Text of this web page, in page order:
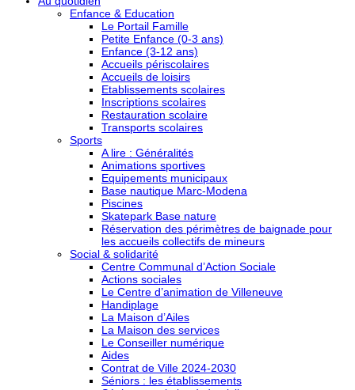
Enfance & Education
Le Portail Famille
Petite Enfance (0-3 ans)
Enfance (3-12 ans)
Accueils périscolaires
Accueils de loisirs
Etablissements scolaires
Inscriptions scolaires
Restauration scolaire
Transports scolaires
Sports
A lire : Généralités
Animations sportives
Equipements municipaux
Base nautique Marc-Modena
Piscines
Skatepark Base nature
Réservation des périmètres de baignade pour
les accueils collectifs de mineurs
Social & solidarité
Centre Communal d’Action Sociale
Actions sociales
Le Centre d’animation de Villeneuve
Handiplage
La Maison d’Ailes
La Maison des services
Le Conseiller numérique
Aides
Contrat de Ville 2024-2030
Séniors : les établissements